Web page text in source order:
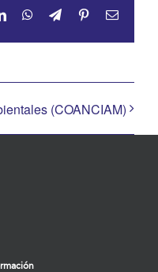
LinkedInWhatsApp
TelegramPinterestCorreo
(COANCIAM)